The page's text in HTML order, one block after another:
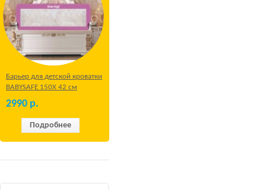
Барьер для детской кроватки
BABYSAFE 150Х 42 см
Бежевый
2990 р.
Подробнее